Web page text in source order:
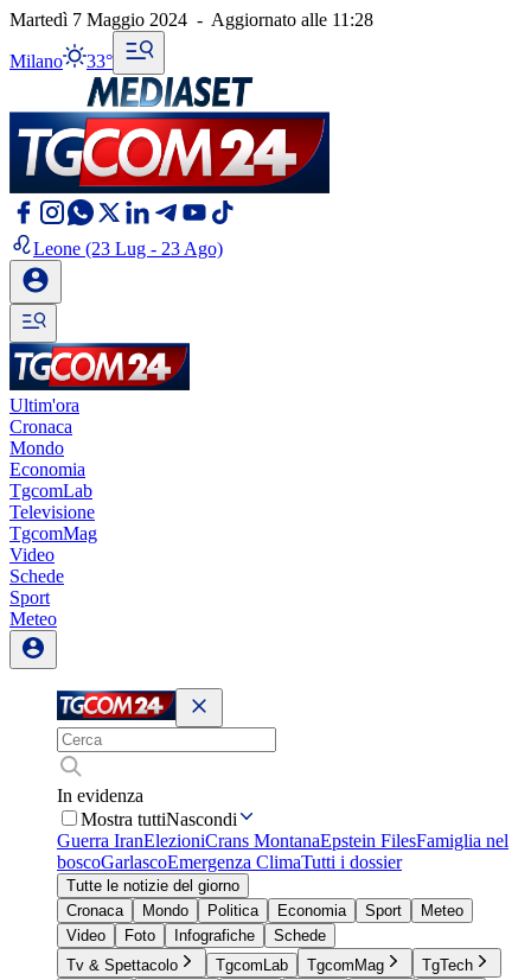
Martedì 7 Maggio 2024 - Aggiornato alle 11:28
Milano 33°
Leone (23 Lug - 23 Ago)
Ultim'ora
Cronaca
Mondo
Economia
TgcomLab
Televisione
TgcomMag
Video
Schede
Sport
Meteo
In evidenza
Mostra tuttiNascondi
Guerra IranElezioniCrans MontanaEpstein FilesFamiglia nel
boscoGarlascoEmergenza ClimaTutti i dossier
Tutte le notizie del giorno
Cronaca
Mondo Politica Economia Sport
Meteo
Video
Foto Infografiche
Schede
Tv & Spettacolo
TgcomLab TgcomMag
TgTech